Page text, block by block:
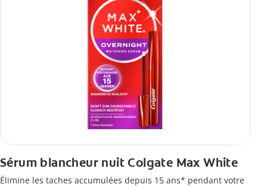
Sérum blancheur nuit Colgate Max White
Élimine les taches accumulées depuis 15 ans* pendant votre